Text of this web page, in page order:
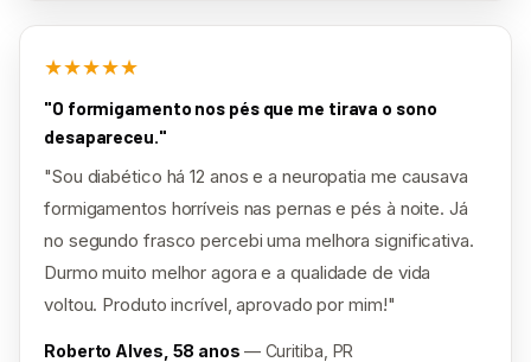
★★★★★
"O formigamento nos pés que me tirava o sono
desapareceu."
"Sou diabético há 12 anos e a neuropatia me causava
formigamentos horríveis nas pernas e pés à noite. Já
no segundo frasco percebi uma melhora significativa.
Durmo muito melhor agora e a qualidade de vida
voltou. Produto incrível, aprovado por mim!"
Roberto Alves, 58 anos — Curitiba, PR